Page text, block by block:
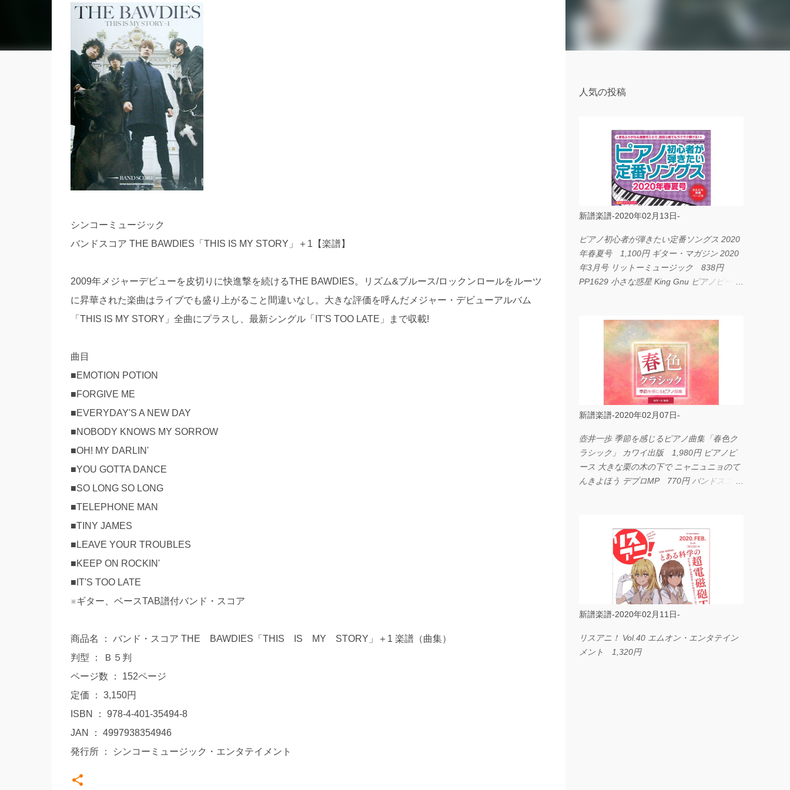
シンコーミュージック
バンドスコア THE BAWDIES「THIS IS MY STORY」＋1【楽譜】
2009年メジャーデビューを皮切りに快進撃を続けるTHE BAWDIES。リズム&ブルース/ロックンロールをルーツ
に昇華された楽曲はライブでも盛り上がること間違いなし。大きな評価を呼んだメジャー・デビューアルバム
「THIS IS MY STORY」全曲にプラスし、最新シングル「IT'S TOO LATE」まで収載!
曲目
■EMOTION POTION
■FORGIVE ME
■EVERYDAY'S A NEW DAY
■NOBODY KNOWS MY SORROW
■OH! MY DARLIN'
■YOU GOTTA DANCE
■SO LONG SO LONG
■TELEPHONE MAN
■TINY JAMES
■LEAVE YOUR TROUBLES
■KEEP ON ROCKIN'
■IT'S TOO LATE
※ギター、ベースTAB譜付バンド・スコア
商品名 ： バンド・スコア THE BAWDIES「THIS IS MY STORY」＋1 楽譜（曲集）
判型 ： Ｂ５判
ページ数 ： 152ページ
定価 ： 3,150円
ISBN ： 978-4-401-35494-8
JAN ： 4997938354946
発行所 ： シンコーミュージック・エンタテイメント
人気の投稿
新譜楽譜-2020年02月13日-
ピアノ初心者が弾きたい定番ソングス 2020
年春夏号 1,100円 ギター・マガジン 2020
年3月号 リットーミュージック 838円
PP1629 小さな惑星 King Gnu ピアノピース
LOVE... Official髭男dism バンドピース フェ
アリー 825円
新譜楽譜-2020年02月07日-
壺井一歩 季節を感じるピアノ曲集「春色ク
ラシック」 カワイ出版 1,980円 ピアノピ
ース 大きな栗の木の下で ニャニュニョのて
んきよほう デプロMP 770円 バンドスコア
ス I LOVE．．． Official髭男dism やさしく
弾ける ピアノピース フェアリー 660円
BP2225 Kingdom of the Heavens 春畑道哉
バンドピース フェアリー 825円
新譜楽譜-2020年02月11日-
リスアニ！ Vol.40 エムオン・エンタテイン
メント 1,320円